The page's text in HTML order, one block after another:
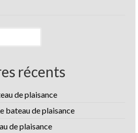
récents
de plaisance
bateau de plaisance
de plaisance